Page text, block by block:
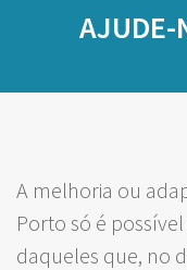
AJUDE-
A melhoria ou
Porto só é
daqueles que, no